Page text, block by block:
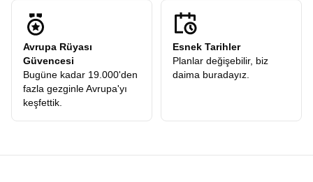
Avrupa Rüyası
Güvencesi
Bugüne kadar 19.000'den
fazla gezginle Avrupa'yı
keşfettik.
Esnek Tarihler
Planlar değişebilir, biz
daima buradayız.